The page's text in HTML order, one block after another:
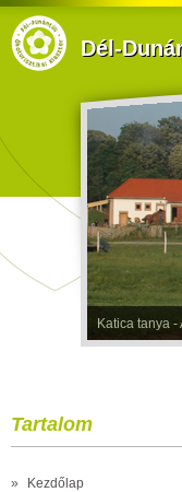
Dél-
Katica tanya
Tartalom
»
Kezdőlap